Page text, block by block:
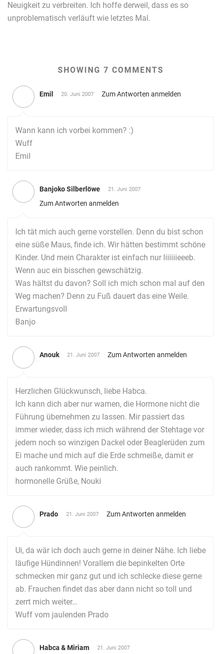
Neuigkeit zu verbreiten. Ich hoffe derweil, dass es so
unproblematisch verläuft wie letztes Mal.
SHOWING 7 COMMENTS
Emil 20. Juni 2007 Zum Antworten anmelden
Wann kann ich vorbei kommen? :)
Wuff
Emil
Banjoko Silberlöwe 21. Juni 2007
Zum Antworten anmelden
Ich tät mich auch gerne vorstellen. Denn du bist schon
eine süße Maus, finde ich. Wir hätten bestimmt schöne
Kinder. Und mein Charakter ist einfach nur liiiiiieeeb.
Wenn auc ein bisschen gewschätzig.
Was hältst du davon? Soll ich mich schon mal auf den
Weg machen? Denn zu Fuß dauert das eine Weile.
Erwartungsvoll
Banjo
Anouk 21. Juni 2007 Zum Antworten anmelden
Herzlichen Glückwunsch, liebe Habca.
Ich kann dich aber nur warnen, die Hormone nicht die
Führung übernehmen zu lassen. Mir passiert das
immer wieder, dass ich mich während der Stehtage vor
jedem noch so winzigen Dackel oder Beaglerüden zum
Ei mache und mich auf die Erde schmeiße, damit er
auch rankommt. Wie peinlich.
hormonelle Grüße, Nouki
Prado 21. Juni 2007 Zum Antworten anmelden
Ui, da wär ich doch auch gerne in deiner Nähe. Ich liebe
läufige Hündinnen! Vorallem die bepinkelten Orte
schmecken mir ganz gut und ich schlecke diese gerne
ab. Frauchen findet das aber dann nicht so toll und
zerrt mich weiter…
Wuff vom jaulenden Prado
Habca & Miriam 21. Juni 2007